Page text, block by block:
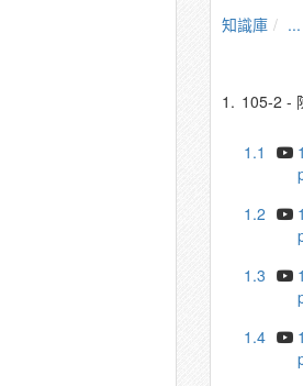
知識庫 ...
1. 105-2 -
1.1
1.2
1.3
1.4